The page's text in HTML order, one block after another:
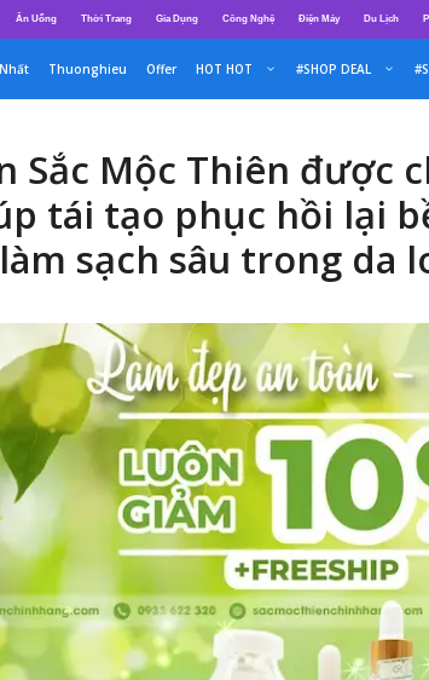
Ăn Uống Thời Trang Gia Dụng Công Nghệ Điện Máy Du Lịch
Thuonghieu Offer HOT HOT #SHOP DEAL
Sắc Mộc Thiên
tái tạo phục hồi lại
sạch sâu trong da